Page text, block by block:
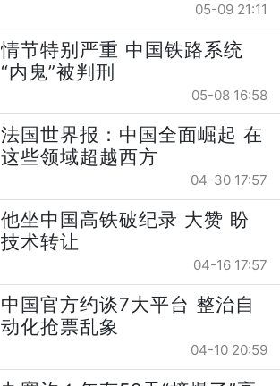
05-09 21:11
情节特别严重 中国铁路系统
“内鬼”被判刑
05-08 16:58
法国世界报：中国全面崛起 在
这些领域超越西方
04-30 17:57
他坐中国高铁破纪录 大赞 盼
技术转让
04-16 17:57
中国官方约谈7大平台 整治自
动化抢票乱象
04-10 20:59